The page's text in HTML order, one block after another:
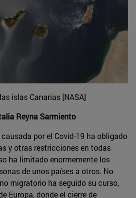
islas Canarias [NASA]
Reyna Sarmiento
por el Covid-19 ha obligado
y otras restricciones en todas
ha limitado enormemente los
de unos países a otros. No
migratorio ha seguido su curso,
Europa, donde el cierre de